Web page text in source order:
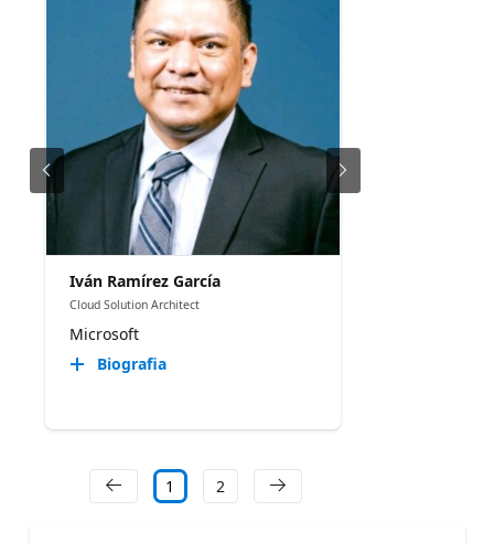
Iván Ramírez García
Cloud Solution Architect
Microsoft
Biografia
1 2